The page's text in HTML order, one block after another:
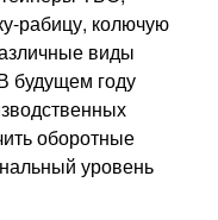
рабицу, колючую
виды
будущем году
оборотные
уровень